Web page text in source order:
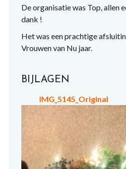
De organisatie was Top, allen
dank !
Het was een prachtige
Vrouwen van Nu jaar.
BIJLAGEN
IMG_5145_Original